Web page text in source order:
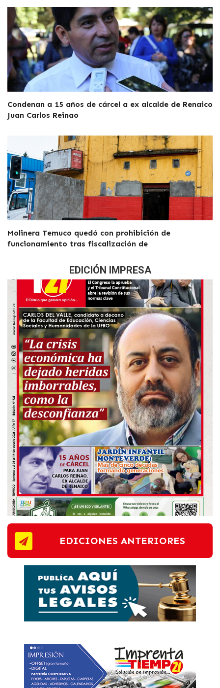
Condenan a 15 años de cárcel a ex alcalde de Renaico
Juan Carlos Reinao
Molinera Temuco quedó con prohibición de
funcionamiento tras fiscalización de
EDICIÓN IMPRESA
EDICIONES ANTERIORES